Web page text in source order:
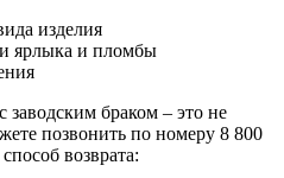
изделия
ярлыка и пломбы
браком – это не
позвонить по номеру 8 800
возврата: